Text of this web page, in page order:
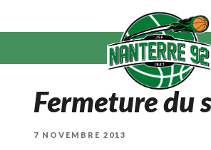
Fermeture du
PUBLIÉ
7 NOVEMBRE 2013